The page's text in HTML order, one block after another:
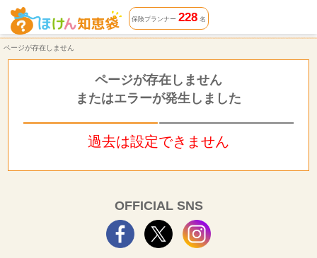
ページが存在しません | ほけん知恵袋
保険プランナー 228名
ページが存在しません
ページが存在しません
またはエラーが発生しました
過去は設定できません
OFFICIAL SNS